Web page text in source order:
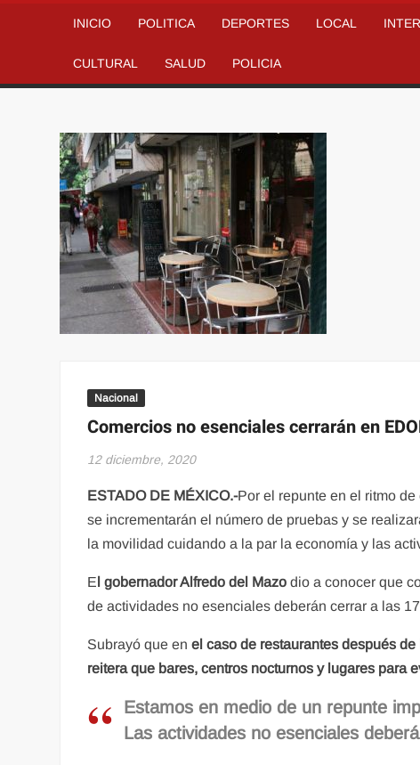
INICIO POLITICA DEPORTES LOCAL
CULTURAL SALUD POLICIA
Nacional
Comercios no esenciales cerrarán en
12 diciembre, 2020
ESTADO DE MÉXICO.-Por el repunte en el ritmo
se incrementarán el número de pruebas y se
la movilidad cuidando a la par la economía y las
E l gobernador Alfredo del Mazo dio a conocer que
de actividades no esenciales deberán cerrar a las
Subrayó que enel caso de restaurantes después
reitera que bares, centros nocturnos y lugares para
Estamos en medio de un repunte
Las actividades no esenciales